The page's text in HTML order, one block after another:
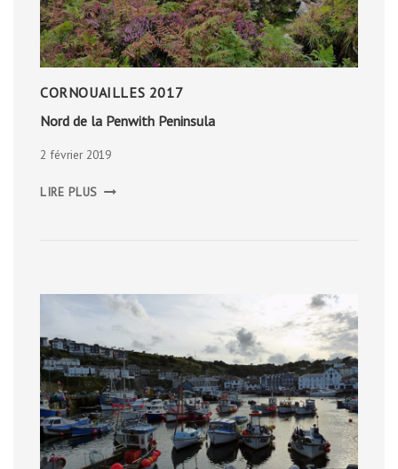
CORNOUAILLES 2017
Nord de la Penwith Peninsula
2 février 2019
LIRE PLUS